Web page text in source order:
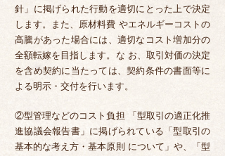
針」に掲げられた行動を適切にとった上で決定
します。また、原材料費 やエネルギーコストの
高騰があった場合には、適切なコスト増加分の
全額転嫁を目指します。な お、取引対価の決定
を含め契約に当たっては、契約条件の書面等に
よる明示・交付を行います。
②型管理などのコスト負担 「型取引の適正化推
進協議会報告書」に掲げられている「型取引の
基本的な考え方・基本原則 について」や、「型